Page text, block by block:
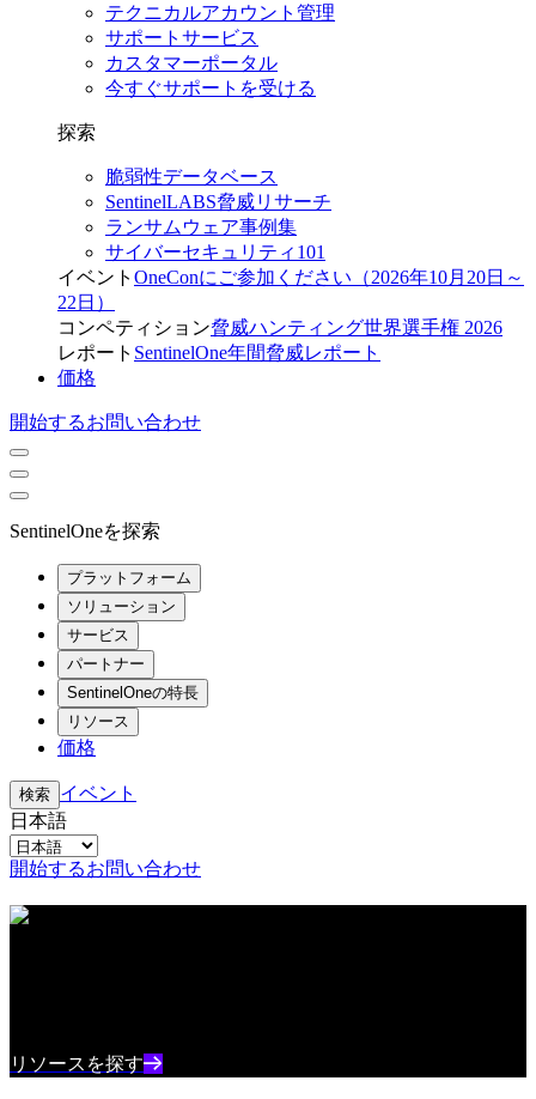
テクニカルアカウント管理
サポートサービス
カスタマーポータル
今すぐサポートを受ける
探索
脆弱性データベース
SentinelLABS脅威リサーチ
ランサムウェア事例集
サイバーセキュリティ101
イベント OneConにご参加ください（2026年10月20日～
22日）
コンペティション脅威ハンティング世界選手権 2026
レポート SentinelOne年間脅威レポート
価格
開始するお問い合わせ
SentinelOneを探索
プラットフォーム
ソリューション
サービス
パートナー
SentinelOneの特長
リソース
価格
検索 イベント
日本語
開始するお問い合わせ
リソースセンター
リソースを探す